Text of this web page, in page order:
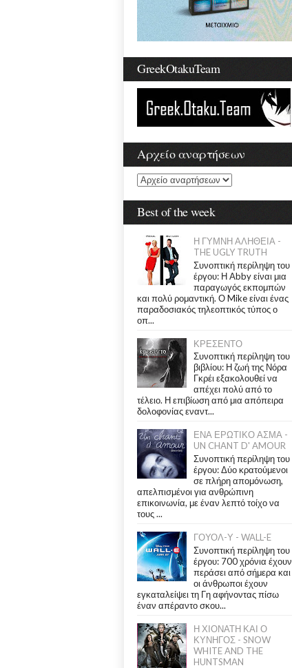
GreekOtakuTeam
Αρχείο αναρτήσεων
Best of the week
Η ΓΥΜΝΗ ΑΛΗΘΕΙΑ -
THE UGLY TRUTH
Συνοπτική περίληψη του
έργου: Η Abby είναι μια
παραγωγός εκπομπών
και πολύ ρομαντική. Ο Mike είναι ένας
παραδοσιακός τηλεοπτικός τύπος ο
οπ...
ΚΡΕΣΕΝΤΟ
Συνοπτική περίληψη του
βιβλίου: Η ζωή της Νόρα
Γκρέι εξακολουθεί να
απέχει πολύ από το
τέλειο. Η επιβίωση από μια απόπειρα
δολοφονίας εναντ...
ΕΝΑ ΕΡΩΤΙΚΟ ΑΣΜΑ -
UN CHANT D' AMOUR
Συνοπτική περίληψη του
έργου: Δύο κρατούμενοι
σε πλήρη απομόνωση,
απελπισμένοι για ανθρώπινη
επικοινωνία, με έναν λεπτό τοίχο να
τους ...
ΓΟΥΟΛ-Υ - WALL-E
Συνοπτική περίληψη του
έργου: 700 χρόνια έχουν
περάσει από σήμερα και
οι άνθρωποι έχουν
εγκαταλείψει τη Γη αφήνοντας πίσω
έναν απέραντο σκου...
Η ΧΙΟΝΑΤΗ ΚΑΙ Ο
ΚΥΝΗΓΟΣ - SNOW
WHITE AND THE
HUNTSMAN